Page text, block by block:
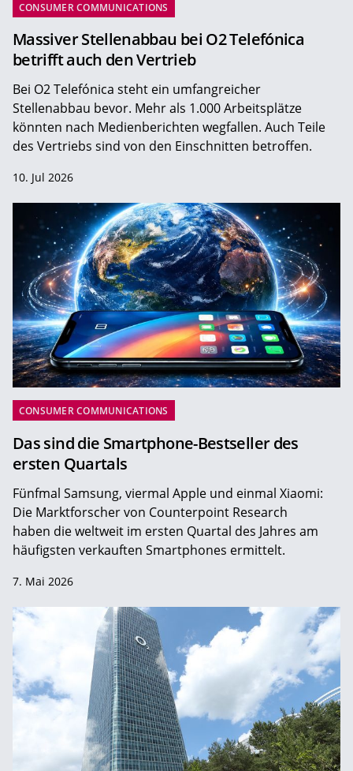
CONSUMER COMMUNICATIONS
Massiver Stellenabbau bei O2 Telefónica
betrifft auch den Vertrieb
Bei O2 Telefónica steht ein umfangreicher
Stellenabbau bevor. Mehr als 1.000 Arbeitsplätze
könnten nach Medienberichten wegfallen. Auch Teile
des Vertriebs sind von den Einschnitten betroffen.
10. Jul 2026
CONSUMER COMMUNICATIONS
Das sind die Smartphone-Bestseller des
ersten Quartals
Fünfmal Samsung, viermal Apple und einmal Xiaomi:
Die Marktforscher von Counterpoint Research
haben die weltweit im ersten Quartal des Jahres am
häufigsten verkauften Smartphones ermittelt.
7. Mai 2026